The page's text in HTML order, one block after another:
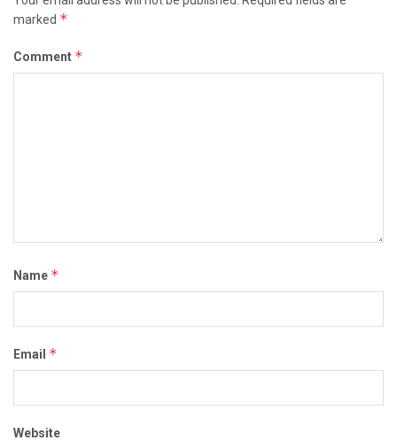
marked *
Comment *
Name *
Email *
Website